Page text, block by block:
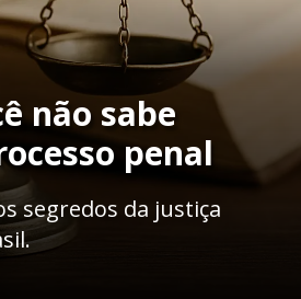
não sabe
penal
segredos da justiça